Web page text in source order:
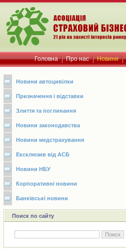
Головна Про нас Новини
Новини автоцивілки
Призначення і відставки
Злиття та поглинання
Новини законодавства
Новини медстрахування
Ексклюзив від АСБ
Новини НБУ
Корпоративні новини
Банківські новини
Поиск по сайту